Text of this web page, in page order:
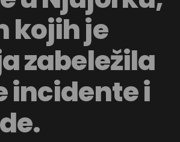
kojih je
zabeležila
incidente i